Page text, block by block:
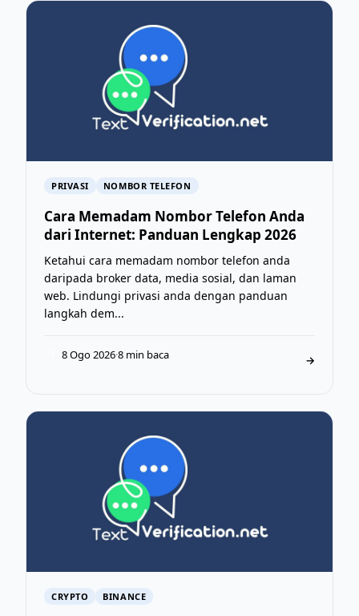
PRIVASI NOMBOR TELEFON
Cara Memadam Nombor Telefon Anda
dari Internet: Panduan Lengkap 2026
Ketahui cara memadam nombor telefon anda
daripada broker data, media sosial, dan laman
web. Lindungi privasi anda dengan panduan
langkah dem...
8 Ogo 2026·8 min baca →
CRYPTO BINANCE